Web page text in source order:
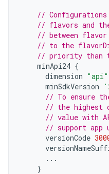
//
// flavors and
// between flavor
// to the
// priority than
minApi24 {
dimension "api"
minSdkVersion
// To ensure
// the highest
// value with
// support app
versionCode
...
}